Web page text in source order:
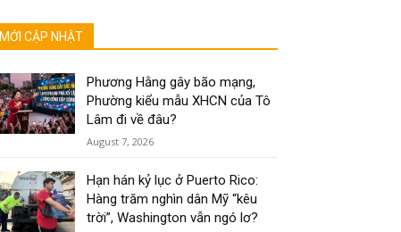
MỚI CẬP NHẬT
Phương Hằng gây bão mạng,
Phường kiểu mẫu XHCN của Tô
Lâm đi về đâu?
August 7, 2026
Hạn hán kỷ lục ở Puerto Rico:
Hàng trăm nghìn dân Mỹ “kêu
trời”, Washington vẫn ngó lơ?